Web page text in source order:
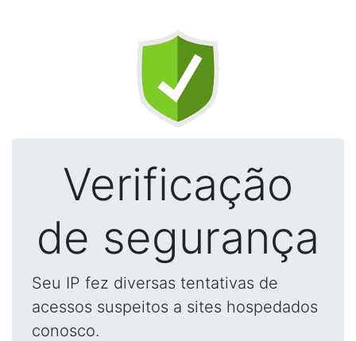
Verificação
de segurança
Seu IP fez diversas tentativas de
acessos suspeitos a sites hospedados
conosco.